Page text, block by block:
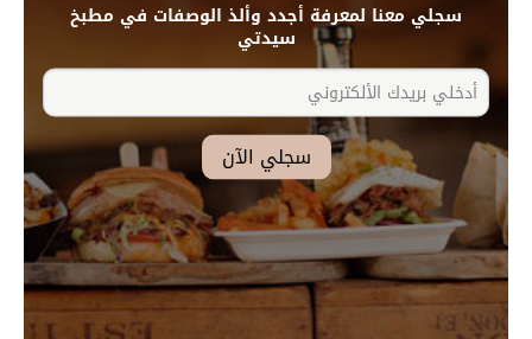
سجلي معنا لمعرفة أجدد وألذ الوصفات في مطبخ
سيدتي